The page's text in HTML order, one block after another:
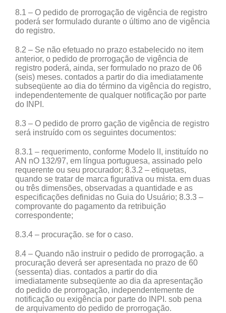
8.1 – O pedido de prorrogação de vigência de registro
poderá ser formulado durante o último ano de vigência
do registro.
8.2 – Se não efetuado no prazo estabelecido no item
anterior, o pedido de prorrogação de vigência de
registro poderá, ainda, ser formulado no prazo de 06
(seis) meses. contados a partir do dia imediatamente
subseqüente ao dia do término da vigência do registro,
independentemente de qualquer notificação por parte
do INPI.
8.3 – O pedido de prorro gação de vigência de registro
será instruído com os seguintes documentos:
8.3.1 – requerimento, conforme Modelo lI, instituído no
AN nO 132/97, em língua portuguesa, assinado pelo
requerente ou seu procurador; 8.3.2 – etiquetas,
quando se tratar de marca figurativa ou mista. em duas
ou três dimensões, observadas a quantidade e as
especificações definidas no Guia do Usuário; 8.3.3 –
comprovante do pagamento da retribuição
correspondente;
8.3.4 – procuração. se for o caso.
8.4 – Quando não instruir o pedido de prorrogação. a
procuração deverá ser apresentada no prazo de 60
(sessenta) dias. contados a partir do dia
imediatamente subseqüente ao dia da apresentação
do pedido de prorrogação, independentemente de
notificação ou exigência por parte do INPI. sob pena
de arquivamento do pedido de prorrogação.